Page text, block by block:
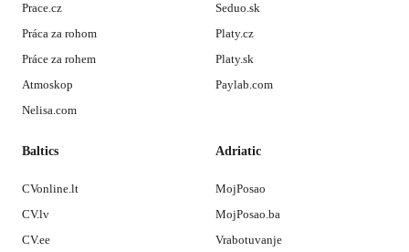
Prace.cz
Práca za rohom
Práce za rohem
Atmoskop
Nelisa.com
Seduo.sk
Platy.cz
Platy.sk
Paylab.com
Baltics
CVonline.lt
CV.lv
CV.ee
Adriatic
MojPosao
MojPosao.ba
Vrabotuvanje